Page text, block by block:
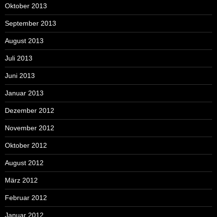
Oktober 2013
September 2013
August 2013
Juli 2013
Juni 2013
Januar 2013
Dezember 2012
November 2012
Oktober 2012
August 2012
März 2012
Februar 2012
Januar 2012